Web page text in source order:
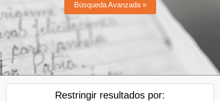
Búsqueda Avanzada »
Restringir resultados por: